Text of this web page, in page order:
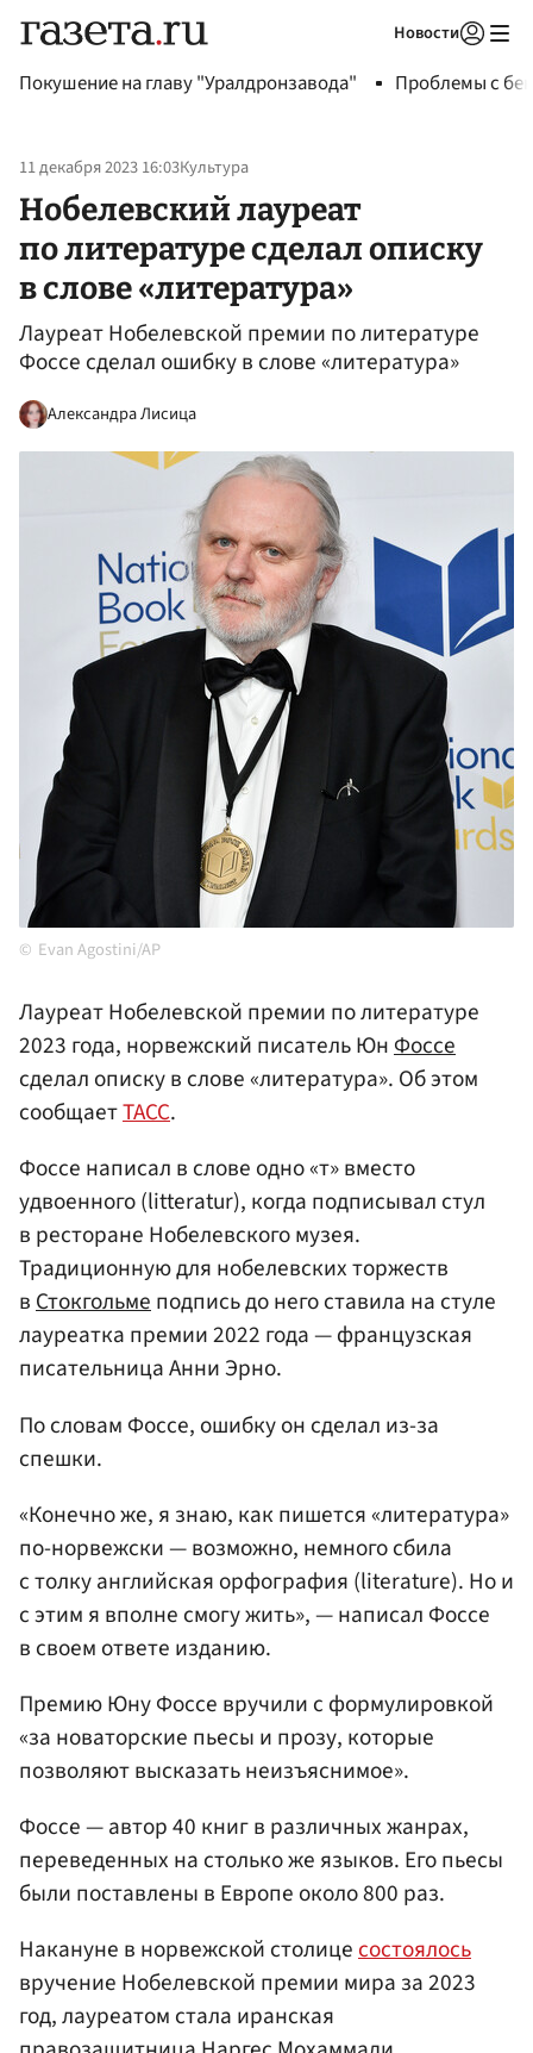
Новости
Покушение на главу "Уралдронзавода" Проблемы с
11 декабря 2023 16:03Культура
Нобелевский лауреат
по литературе сделал описку
в слове «литература»
Лауреат Нобелевской премии по литературе
Фоссе сделал ошибку в слове «литература»
Александра Лисица
Evan Agostini/AP
Лауреат Нобелевской премии по литературе
2023 года, норвежский писатель ЮнФоссе
сделал описку в слове «литература». Об этом
сообщаетТАСС.
Фоссе написал в слове одно «т» вместо
удвоенного (litteratur), когда подписывал стул
в ресторане Нобелевского музея.
Традиционную для нобелевских торжеств
вСтокгольмеподпись до него ставила на стуле
лауреатка премии 2022 года — французская
писательница Анни Эрно.
По словам Фоссе, ошибку он сделал из-за
спешки.
«Конечно же, я знаю, как пишется «литература»
по-норвежски — возможно, немного сбила
с толку английская орфография (literature). Но и
с этим я вполне смогу жить», — написал Фоссе
в своем ответе изданию.
Премию Юну Фоссе вручили с формулировкой
«за новаторские пьесы и прозу, которые
позволяют высказать неизъяснимое».
Фоссе — автор 40 книг в различных жанрах,
переведенных на столько же языков. Его пьесы
были поставлены в Европе около 800 раз.
Накануне в норвежской столицесостоялось
вручение Нобелевской премии мира за 2023
год, лауреатом стала иранская